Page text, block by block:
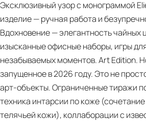
Эксклюзивный узор с монограммой
изделие — ручная работа и
Вдохновение — элегантность чайных
изысканные офисные наборы, игры
незабываемых моментов. Art Edition.
запущенное в 2026 году. Это не
арт-объекты. Ограниченные тиражи
техника интарсии по коже
телячьей кожи), коллаборации с